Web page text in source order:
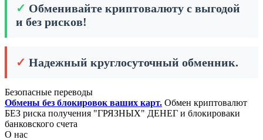
✓ Обменивайте криптовалюту с выгодой
и без рисков!
✓ Надежный круглосуточный обменник.
Безопасные переводы
Обмены без блокировок ваших карт. Обмен криптовалют
БЕЗ риска получения "ГРЯЗНЫХ" ДЕНЕГ и блокироваки
банковского счета
О нас